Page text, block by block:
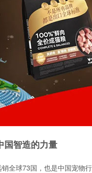
国智造的力量
全球73国，也是中国宠物